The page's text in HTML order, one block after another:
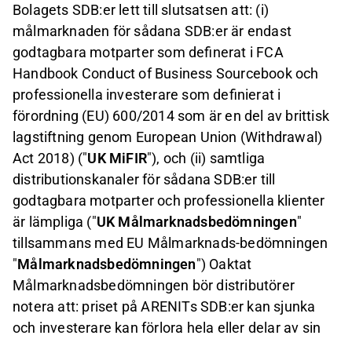
Bolagets SDB:er lett till slutsatsen att: (i)
målmarknaden för sådana SDB:er är endast
godtagbara motparter som definerat i FCA
Handbook Conduct of Business Sourcebook och
professionella investerare som definierat i
förordning (EU) 600/2014 som är en del av brittisk
lagstiftning genom European Union (Withdrawal)
Act 2018) ("UK MiFIR"), och (ii) samtliga
distributionskanaler för sådana SDB:er till
godtagbara motparter och professionella klienter
är lämpliga ("UK Målmarknadsbedömningen"
tillsammans med EU Målmarknads-bedömningen
"Målmarknadsbedömningen") Oaktat
Målmarknadsbedömningen bör distributörer
notera att: priset på ARENITs SDB:er kan sjunka
och investerare kan förlora hela eller delar av sin